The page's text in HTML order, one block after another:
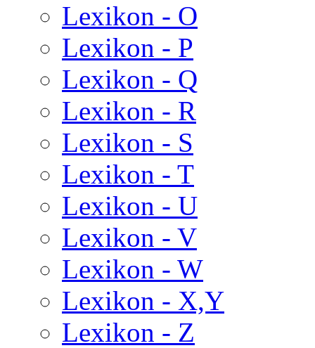
Lexikon - O
Lexikon - P
Lexikon - Q
Lexikon - R
Lexikon - S
Lexikon - T
Lexikon - U
Lexikon - V
Lexikon - W
Lexikon - X,Y
Lexikon - Z